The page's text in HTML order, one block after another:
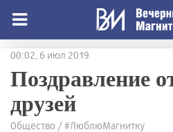
00:02, 6 июл 2019
Поздравление
друзей
Общество / #ЛюблюМагнитку